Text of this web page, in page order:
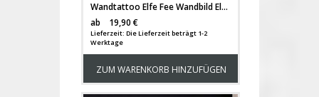
Wandtattoo Elfe Fee Wandbild Elfe auf Fliegenpilz mit Igel Erdbeere & Punkte M2219
ab
19,90 €
Lieferzeit: Die Lieferzeit beträgt 1-2
Werktage
ZUM WARENKORB HINZUFÜGEN